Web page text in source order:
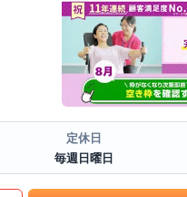
定休日
毎週日曜日